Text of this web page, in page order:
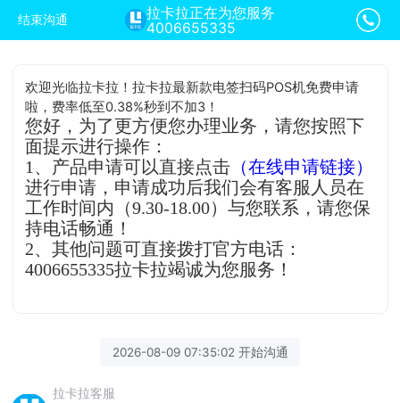
结束沟通
拉卡拉正在为您服务
4006655335
欢迎光临拉卡拉！拉卡拉最新款电签扫码POS机免费申请
啦，费率低至0.38%秒到不加3！
您好，为了更方便您办理业务，请您按照下
面提示进行操作：
1、产品申请可以直接点击 （在线申请链接）
进行申请，申请成功后我们会有客服人员在
工作时间内（9.30-18.00）与您联系，请您保
持电话畅通！
2、其他问题可直接拨打官方电话：
4006655335拉卡拉竭诚为您服务！
2026-08-09 07:35:02 开始沟通
拉卡拉客服